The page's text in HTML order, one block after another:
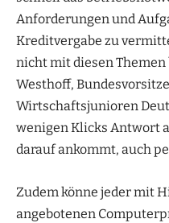
Anforderungen und
Kreditvergabe zu
nicht mit diesen Themen
Westhoff,
Wirtschaftsjunioren
wenigen Klicks Antwort
darauf ankommt, auch
Zudem könne jeder mit
angebotenen